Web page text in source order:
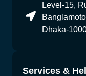
Level-15,
Dhaka-
Services &